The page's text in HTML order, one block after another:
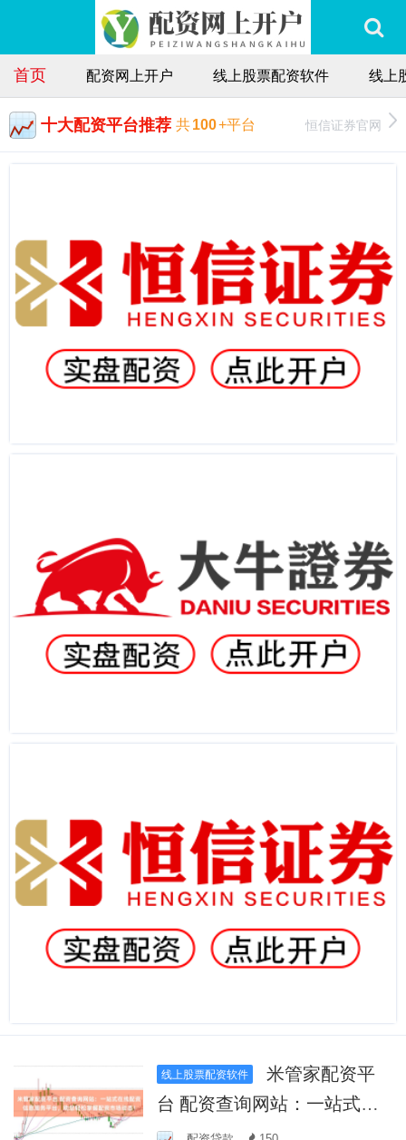
首页 配资网上开户 线上股票配资软件 线上
十大配资平台推荐 共100+平台 恒信证券官网
线上股票配资软件
米管家配资平
台 配资查询网站：一站式在
线配资信息服务平台，助您